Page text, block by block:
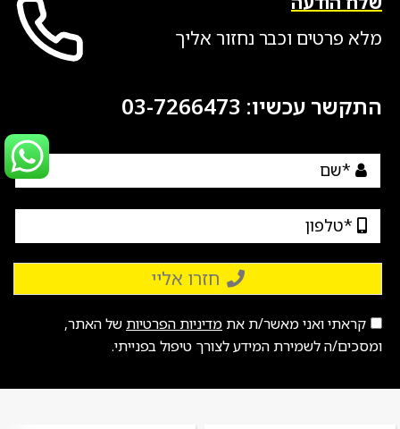
מלא פרטים וכבר נחזור אליך
התקשר עכשיו: 03-7266473
חזרו אליי
קראתי ואני מאשר/ת את מדיניות הפרטיות של האתר,
ומסכים/ה לשמירת המידע לצורך טיפול בפנייתי.